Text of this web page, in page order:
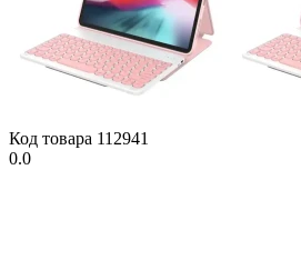
Код товара 112941
0.0